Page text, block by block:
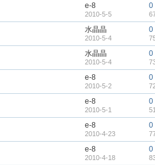
e-8
2010-5-5
0
水晶晶
2010-5-4
0
水晶晶
2010-5-4
0
e-8
2010-5-2
0
e-8
2010-5-1
0
e-8
2010-4-23
0
e-8
2010-4-18
0